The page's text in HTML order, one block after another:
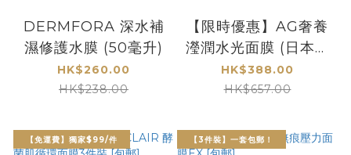
DERMFORA 深水補
濕修護水膜 (50毫升)
HK$260.00
HK$238.00
【限時優惠】AG奢養
瀅潤水光面膜 (日本鉑
金版) [包郵] *數量有
限*
HK$388.00
HK$657.00
【免運費】獨家$99/件 【3件裝】一套包郵！